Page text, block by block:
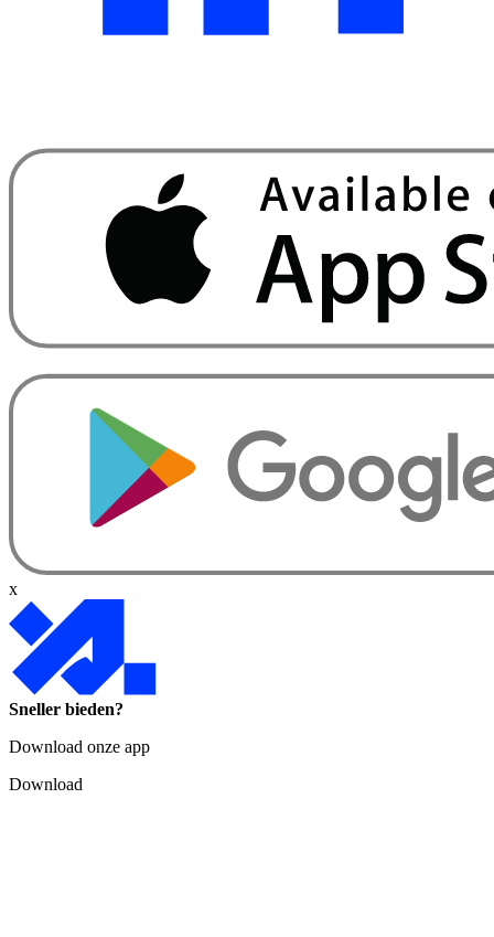
x
Sneller bieden?
Download onze app
Download